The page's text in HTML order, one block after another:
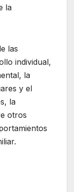
la
las
individual,
la
y el
la
otros